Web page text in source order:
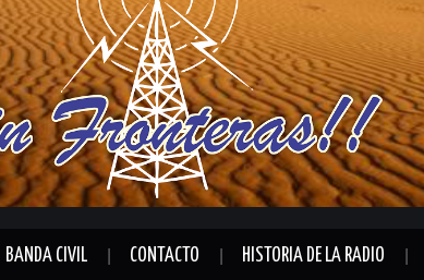
BANDA CIVIL CONTACTO HISTORIA DE LA RADIO